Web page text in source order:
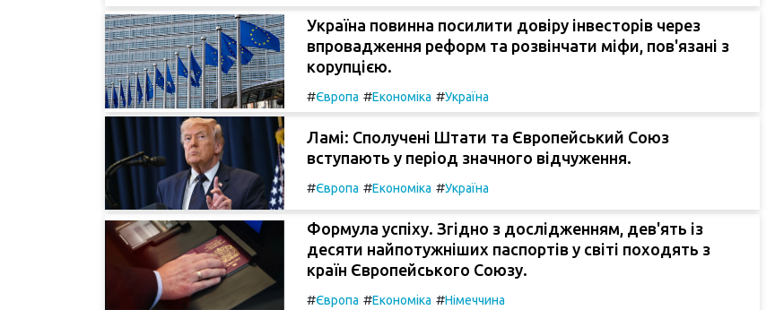
Україна повинна посилити довіру інвесторів через
впровадження реформ та розвінчати міфи, пов'язані з
корупцією.
#Європа #Економіка #Україна
Ламі: Сполучені Штати та Європейський Союз
вступають у період значного відчуження.
#Європа #Економіка #Україна
Формула успіху. Згідно з дослідженням, дев'ять із
десяти найпотужніших паспортів у світі походять з
країн Європейського Союзу.
#Європа #Економіка #Німеччина